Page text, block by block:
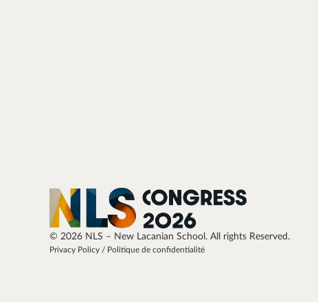
© 2026 NLS – New Lacanian School. All rights Reserved.
Privacy Policy / Politique de confidentialité